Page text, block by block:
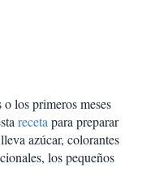
los primeros meses
recetapara preparar
azúcar, colorantes
los pequeños